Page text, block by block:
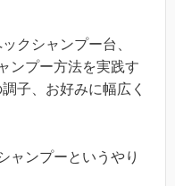
クシャンプー台、
ンプー方法を実践す
子、お好みに幅広く
ャンプーというやり